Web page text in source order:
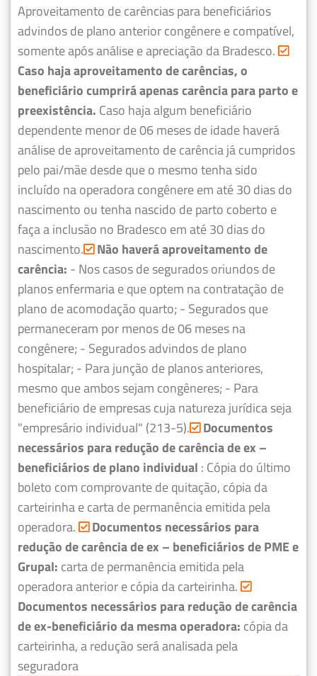
Aproveitamento de carências para beneficiários
advindos de plano anterior congênere e compatível,
somente após análise e apreciação da Bradesco.
Caso haja aproveitamento de carências, o
beneficiário cumprirá apenas carência para parto e
preexistência. Caso haja algum beneficiário
dependente menor de 06 meses de idade haverá
análise de aproveitamento de carência já cumpridos
pelo pai/mãe desde que o mesmo tenha sido
incluído na operadora congênere em até 30 dias do
nascimento ou tenha nascido de parto coberto e
faça a inclusão no Bradesco em até 30 dias do
nascimento. Não haverá aproveitamento de
carência: - Nos casos de segurados oriundos de
planos enfermaria e que optem na contratação de
plano de acomodação quarto; - Segurados que
permaneceram por menos de 06 meses na
congênere; - Segurados advindos de plano
hospitalar; - Para junção de planos anteriores,
mesmo que ambos sejam congêneres; - Para
beneficiário de empresas cuja natureza jurídica seja
"empresário individual" (213-5). Documentos
necessários para redução de carência de ex –
beneficiários de plano individual : Cópia do último
boleto com comprovante de quitação, cópia da
carteirinha e carta de permanência emitida pela
operadora.
Documentos necessários para
redução de carência de ex – beneficiários de PME e
Grupal: carta de permanência emitida pela
operadora anterior e cópia da carteirinha.
Documentos necessários para redução de carência
de ex-beneficiário da mesma operadora: cópia da
carteirinha, a redução será analisada pela
seguradora